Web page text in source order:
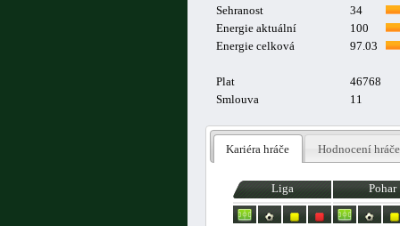
Sehranost
34
Energie aktuální
100
Energie celková
97.03
Plat
46768
Smlouva
11
Kariéra hráče Hodnocení hráče
Liga Pohar